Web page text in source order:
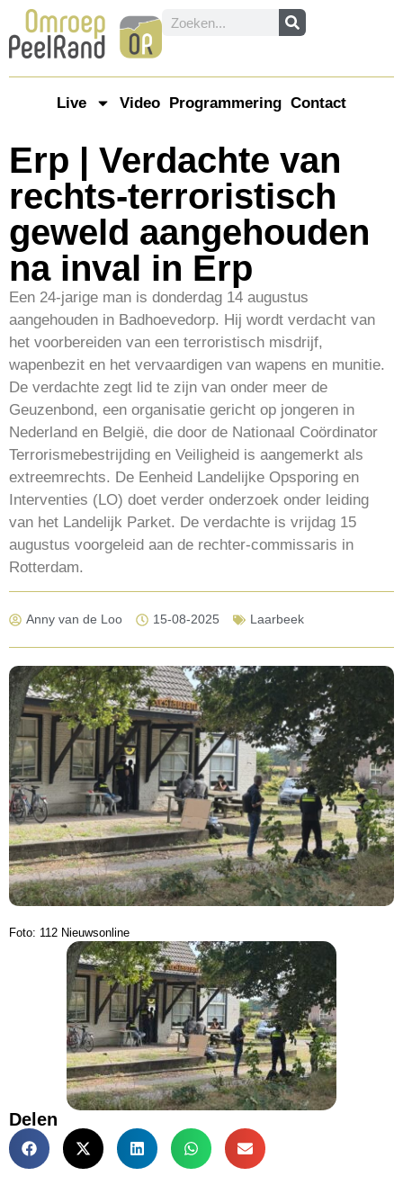
Live Video Programmering Contact
Erp | Verdachte van
rechts-terroristisch
geweld aangehouden
na inval in Erp
Een 24-jarige man is donderdag 14 augustus
aangehouden in Badhoevedorp. Hij wordt verdacht van
het voorbereiden van een terroristisch misdrijf,
wapenbezit en het vervaardigen van wapens en munitie.
De verdachte zegt lid te zijn van onder meer de
Geuzenbond, een organisatie gericht op jongeren in
Nederland en België, die door de Nationaal Coördinator
Terrorismebestrijding en Veiligheid is aangemerkt als
extreemrechts. De Eenheid Landelijke Opsporing en
Interventies (LO) doet verder onderzoek onder leiding
van het Landelijk Parket. De verdachte is vrijdag 15
augustus voorgeleid aan de rechter-commissaris in
Rotterdam.
Anny van de Loo 15-08-2025 Laarbeek
Foto: 112 Nieuwsonline
Delen